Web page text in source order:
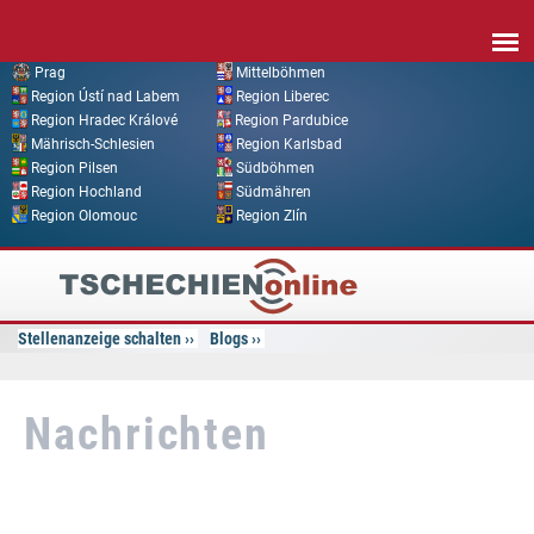
Prag
Mittelböhmen
Region Ústí nad Labem
Region Liberec
Region Hradec Králové
Region Pardubice
Mährisch-Schlesien
Region Karlsbad
Region Pilsen
Südböhmen
Region Hochland
Südmähren
Region Olomouc
Region Zlín
Tschechien
Online
Stellenanzeige schalten Blogs
Nachrichten